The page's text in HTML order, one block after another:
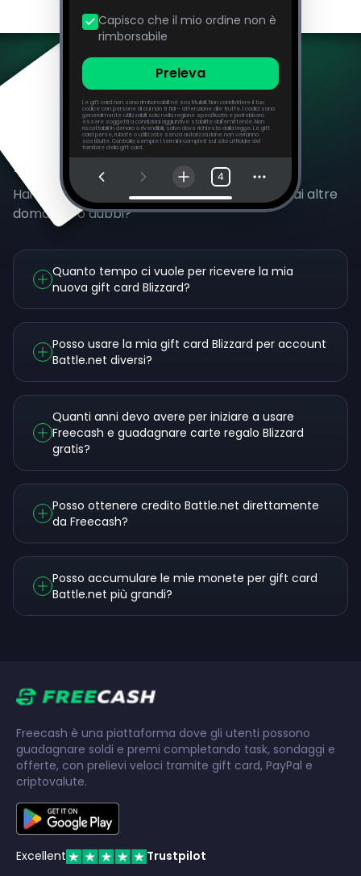
Capisco che il mio ordine non è
rimborsabile
Preleva
Le gift card non sono rimborsabili né sostituibili. Non condividere il tuo
codice con persone di cui non ti fidi - attenzione alle truffe. I codici sono
generalmente utilizzabili solo nella regione specificata e potrebbero
essere soggetti a condizioni aggiuntive stabilite dall'emittente. Non
riscattabili in denaro o rivendibili, salvo dove richiesto dalla legge. Le gift
card perse, rubate o utilizzate senza autorizzazione non verranno
sostituite. Controlla sempre i termini completi sul sito ufficiale del
fornitore della gift card.
4
Domande Frequenti
Hai ancora dubbi sulle gift card di Blizzard? Hai altre
domande o dubbi?
Quanto tempo ci vuole per ricevere la mia
nuova gift card Blizzard?
Posso usare la mia gift card Blizzard per account
Battle.net diversi?
Quanti anni devo avere per iniziare a usare
Freecash e guadagnare carte regalo Blizzard
gratis?
Posso ottenere credito Battle.net direttamente
da Freecash?
Posso accumulare le mie monete per gift card
Battle.net più grandi?
Freecash è una piattaforma dove gli utenti possono
guadagnare soldi e premi completando task, sondaggi e
offerte, con prelievi veloci tramite gift card, PayPal e
criptovalute.
Excellent Trustpilot